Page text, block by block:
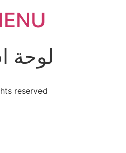
لوحة
reserved